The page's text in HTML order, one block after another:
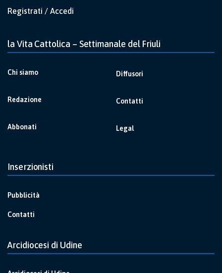
Registrati / Accedi
la Vita Cattolica – Settimanale del Friuli
Chi siamo
Redazione
Abbonati
Diffusori
Contatti
Legal
Inserzionisti
Pubblicità
Contatti
Arcidiocesi di Udine